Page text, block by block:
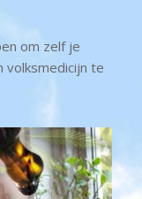
om zelf je
volksmedicijn te